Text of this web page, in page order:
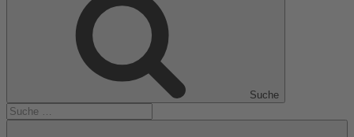
Suche